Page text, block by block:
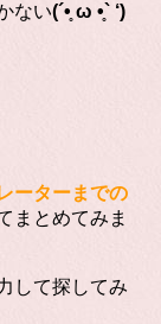
ない(´•̥ ω •̥` ‘)
ーターまでの
まとめてみま
して探してみ